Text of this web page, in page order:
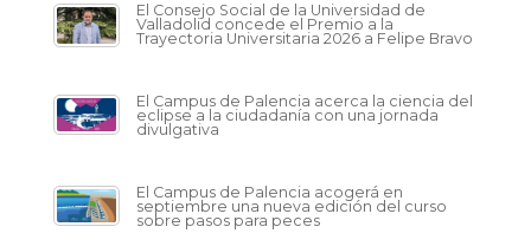
El Consejo Social de la Universidad de
Valladolid concede el Premio a la
Trayectoria Universitaria 2026 a Felipe Bravo
El Campus de Palencia acerca la ciencia del
eclipse a la ciudadanía con una jornada
divulgativa
El Campus de Palencia acogerá en
septiembre una nueva edición del curso
sobre pasos para peces